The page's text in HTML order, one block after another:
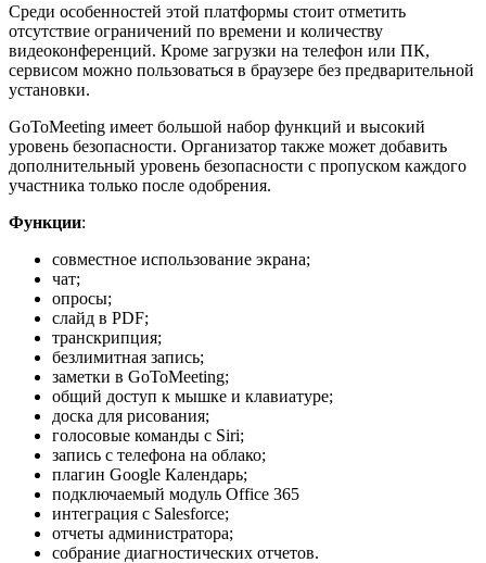
Среди особенностей этой платформы стоит отметить
отсутствие ограничений по времени и количеству
видеоконференций. Кроме загрузки на телефон или ПК,
сервисом можно пользоваться в браузере без предварительной
установки.
GoToMeeting имеет большой набор функций и высокий
уровень безопасности. Организатор также может добавить
дополнительный уровень безопасности с пропуском каждого
участника только после одобрения.
Функции:
совместное использование экрана;
чат;
опросы;
слайд в PDF;
транскрипция;
безлимитная запись;
заметки в GoToMeeting;
общий доступ к мышке и клавиатуре;
доска для рисования;
голосовые команды с Siri;
запись с телефона на облако;
плагин Google Календарь;
подключаемый модуль Office 365
интеграция с Salesforce;
отчеты администратора;
собрание диагностических отчетов.